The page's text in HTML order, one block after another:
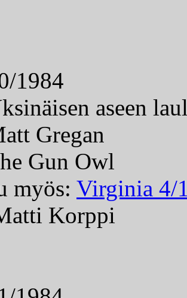
1984
aseen
Gregan
Gun Owl
myös: Virginia 4/
Korppi